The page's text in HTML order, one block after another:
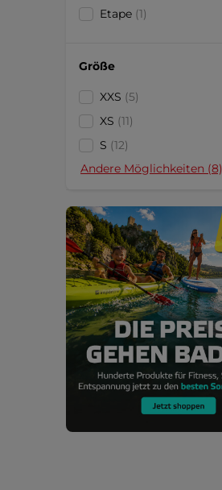
Etape (1)
Größe
XXS (5)
XS (11)
S (12)
Andere Möglichkeiten (8)